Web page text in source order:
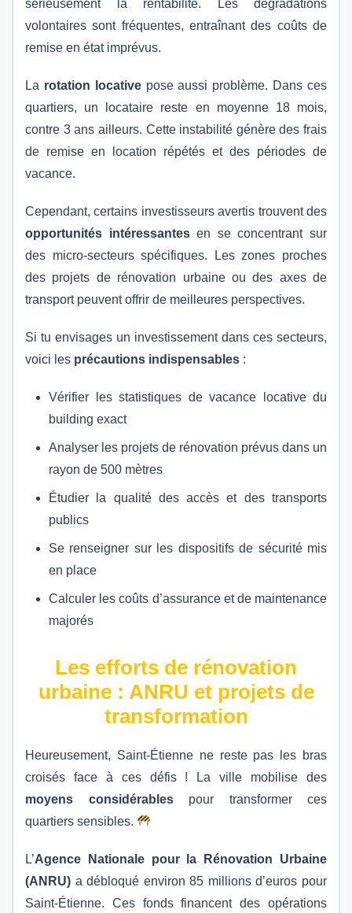
sérieusement la rentabilité. Les dégradations
volontaires sont fréquentes, entraînant des coûts de
remise en état imprévus.
La rotation locativepose aussi problème. Dans ces
quartiers, un locataire reste en moyenne 18 mois,
contre 3 ans ailleurs. Cette instabilité génère des frais
de remise en location répétés et des périodes de
vacance.
Cependant, certains investisseurs avertis trouvent des
opportunités intéressantesen se concentrant sur
des micro-secteurs spécifiques. Les zones proches
des projets de rénovation urbaine ou des axes de
transport peuvent offrir de meilleures perspectives.
Si tu envisages un investissement dans ces secteurs,
voici les précautions indispensables :
Vérifier les statistiques de vacance locative du
building exact
Analyser les projets de rénovation prévus dans un
rayon de 500 mètres
Étudier la qualité des accès et des transports
publics
Se renseigner sur les dispositifs de sécurité mis
en place
Calculer les coûts d’assurance et de maintenance
majorés
Les efforts de rénovation
urbaine : ANRU et projets de
transformation
Heureusement, Saint-Étienne ne reste pas les bras
croisés face à ces défis ! La ville mobilise des
moyens considérablespour transformer ces
quartiers sensibles.
L’Agence Nationale pour la Rénovation Urbaine
(ANRU) a débloqué environ 85 millions d’euros pour
Saint-Étienne. Ces fonds financent des opérations